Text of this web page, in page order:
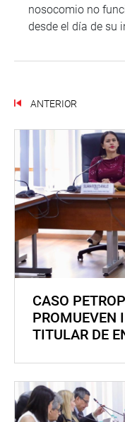
nosocomio no
desde el día de su
ANTERIOR
CASO
PROMUEVEN
TITULAR DE